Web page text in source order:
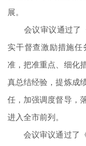
展。
会议审议通过了《
实干督查激励措施
准，把准重点、细化
真总结经验，提炼成
任，加强调度督导，
进入全市前列。
会议审议通过了《